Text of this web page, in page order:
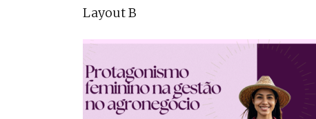
Layout B